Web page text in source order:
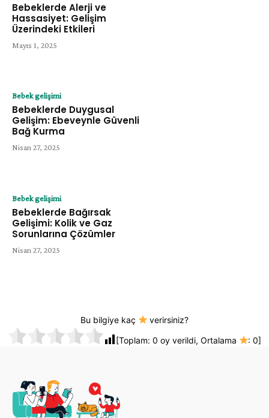
Bebeklerde Alerji ve
Hassasiyet: Gelişim
Üzerindeki Etkileri
Mayıs 1, 2025
Bebek gelişimi
Bebeklerde Duygusal
Gelişim: Ebeveynle Güvenli
Bağ Kurma
Nisan 27, 2025
Bebek gelişimi
Bebeklerde Bağırsak
Gelişimi: Kolik ve Gaz
Sorunlarına Çözümler
Nisan 27, 2025
Bu bilgiye kaç
verirsiniz?
[Toplam: 0 oy verildi, Ortalama :0]